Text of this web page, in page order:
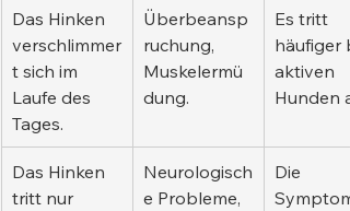
Das Hinken
verschlimmer
t sich im
Laufe des
Tages.
Überbeansp
ruchung,
Muskelermü
dung.
Es tritt
häufiger
aktiven
Hunden
Das Hinken
tritt nur
Neurologisch
e Probleme,
Die